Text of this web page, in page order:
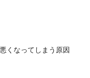
くなってしまう原因